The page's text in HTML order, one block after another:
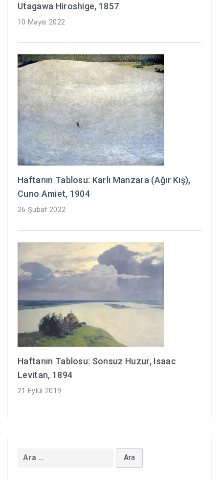
Utagawa Hiroshige, 1857
10 Mayıs 2022
Haftanın Tablosu: Karlı Manzara (Ağır Kış),
Cuno Amiet, 1904
26 Şubat 2022
Haftanın Tablosu: Sonsuz Huzur, Isaac
Levitan, 1894
21 Eylül 2019
Arama: